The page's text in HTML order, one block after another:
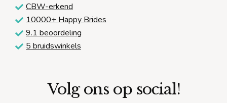
CBW-erkend
10000+ Happy Brides
9.1 beoordeling
5 bruidswinkels
Volg ons op social!